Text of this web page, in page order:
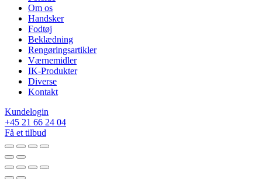
Om os
Handsker
Fodtøj
Beklædning
Rengøringsartikler
Værnemidler
IK-Produkter
Diverse
Kontakt
Kundelogin
+45 21 66 24 04
Få et tilbud